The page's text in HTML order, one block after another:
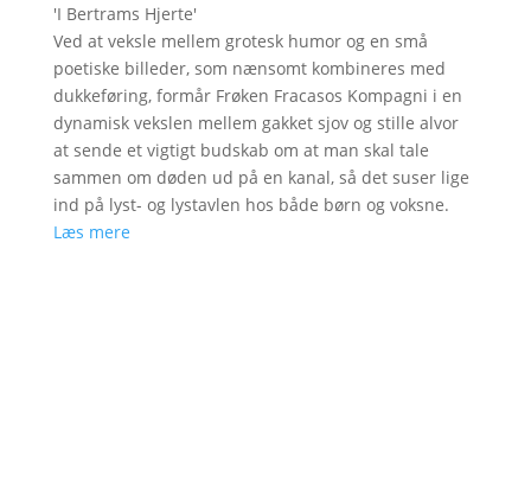
'I Bertrams Hjerte'
Ved at veksle mellem grotesk humor og en små
poetiske billeder, som nænsomt kombineres med
dukkeføring, formår Frøken Fracasos Kompagni i en
dynamisk vekslen mellem gakket sjov og stille alvor
at sende et vigtigt budskab om at man skal tale
sammen om døden ud på en kanal, så det suser lige
ind på lyst- og lystavlen hos både børn og voksne.
Læs mere